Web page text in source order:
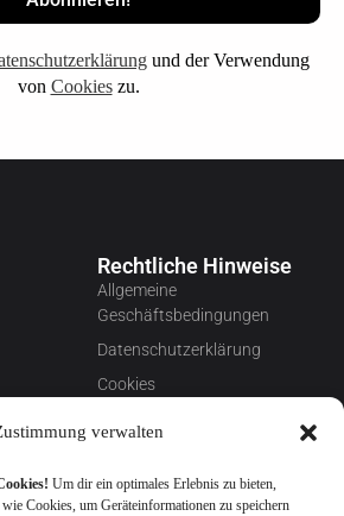
verwalten
Um dir ein optimales Erlebnis zu bieten,
Cookies, um Geräteinformationen zu speichern
und der Verwendung
von Cookieszu.
Rechtliche Hinweise
Allgemeine
Geschäftsbedingungen
Datenschutzerklärung
Cookies
Newsletter verwalten